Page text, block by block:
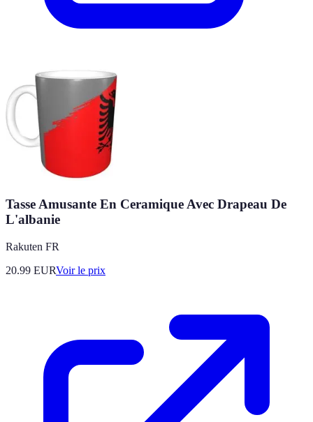
Tasse Amusante En Ceramique Avec Drapeau De
L'albanie
Rakuten FR
20.99 EURVoir le prix